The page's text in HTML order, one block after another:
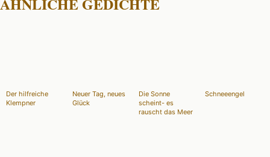
Der hilfreiche
Klempner
Neuer Tag, neues
Glück
Die Sonne
scheint- es
rauscht das Meer
Schneeengel